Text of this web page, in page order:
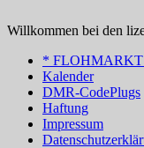
Inhalt
Willkommen bei den
*
Kalender
DMR-CodePlugs
Haftung
Impressum